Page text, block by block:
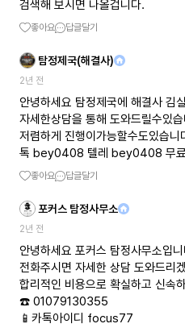
검색해 보시면 나올겁니다.
좋아요 답글달기
탐정제국(해결사)
2년 전
안녕하세요 탐정제국에 해결사 김
자세한상담을 통해 도와드릴수있
저렴하게 진행이가능할수도있습
톡 bey0408 텔레 bey0408 무료
좋아요 답글달기
포커스 탐정사무소
2년 전
안녕하세요 포커스 탐정사무소입
전화주시면 자세한 상담 도와드리
합리적인 비용으로 확실하고 신속
☎️ 01079130355
📱카톡아이디 focus77